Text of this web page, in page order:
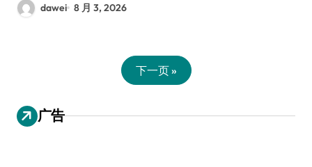
dawei 8 月 3, 2026
下一页 »
广告